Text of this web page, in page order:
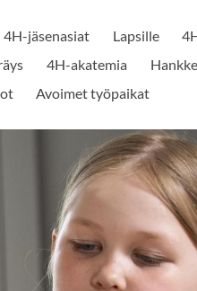
4H-jäsenasiat Lapsille
4H-akatemia
Avoimet työpaikat